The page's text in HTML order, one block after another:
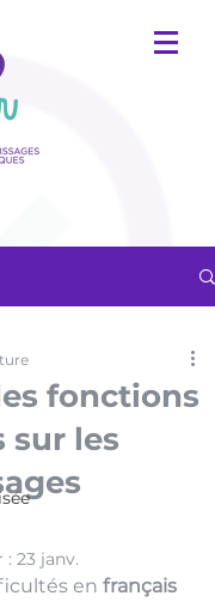
fonctions
sur les
: 23 janv.
en français